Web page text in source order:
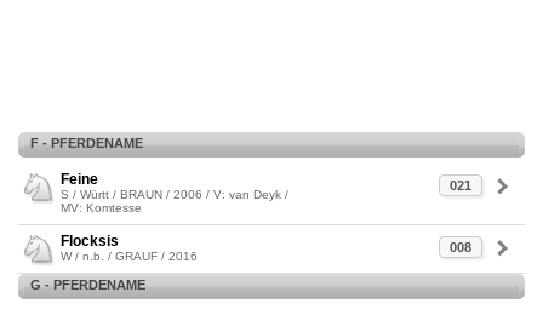
F - PFERDENAME
021
Feine
S / Württ / BRAUN / 2006 / V: van Deyk /
MV: Komtesse
008
Flocksis
W / n.b. / GRAUF / 2016
G - PFERDENAME